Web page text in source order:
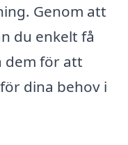
Genom att
du enkelt få
dem för att
dina behov i